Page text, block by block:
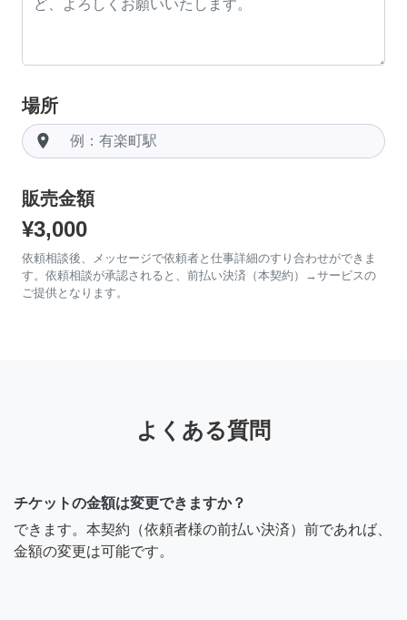
場所
room
販売金額
¥3,000
依頼相談後、メッセージで依頼者と仕事詳細のすり合わせができま
す。依頼相談が承認されると、前払い決済（本契約）→サービスの
ご提供となります。
よくある質問
チケットの金額は変更できますか？
できます。本契約（依頼者様の前払い決済）前であれば、
金額の変更は可能です。